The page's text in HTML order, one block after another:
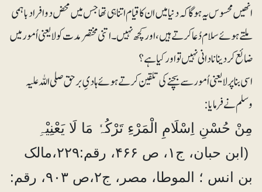
انھیں محسوس یہ ہوگا کہ دنیا میں ان کا قیام اتنا ہی تھا جس میں محض دو افراد باہمی
ملتے ہوئے سلام دُعا کرتے ہیں، اور کچھ نہیں۔ اتنی مختصرمدت کو لایعنی اُمور میں
ضائع کر دینا نادانی نہیں تو اور کیا ہے؟
اسی بنا پر لایعنی اُمور سے بچنے کی تلقین کرتے ہوئے ہادیِ برحق صلی اللہ علیہ
وسلم نے فرمایا:
مِنْ حُسْنِ اِسْلَامِ الْمَرْءِ تَرْکُہٗ مَا لَا یَعْنِیْہِ
(ابن حبان، ج۱، ص ۴۶۶، رقم:۲۲۹،مالک
بن انس ؛ الموطا، مصر، ج۲،ص ۹۰۳، رقم: